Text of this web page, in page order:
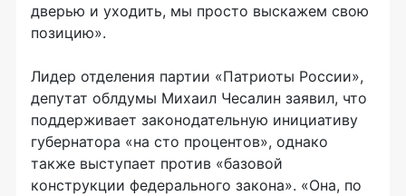
дверью и уходить, мы просто выскажем свою
позицию».
Лидер отделения партии «Патриоты России»,
депутат облдумы Михаил Чесалин заявил, что
поддерживает законодательную инициативу
губернатора «на сто процентов», однако
также выступает против «базовой
конструкции федерального закона». «Она, по